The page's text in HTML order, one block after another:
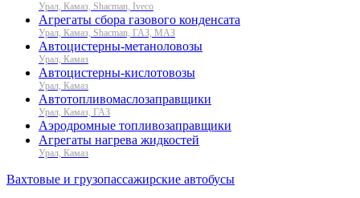
Урал, Камаз, Shacman, Iveco
Агрегаты сбора газового конденсата
Урал, Камаз, Shacman, ГАЗ, МАЗ
Автоцистерны-метаноловозы
Урал, Камаз
Автоцистерны-кислотовозы
Урал, Камаз
Автотопливомаслозаправщики
Урал, Камаз, ГАЗ
Аэродромные топливозаправщики
Агрегаты нагрева жидкостей
Урал, Камаз
Вахтовые и грузопассажирские автобусы